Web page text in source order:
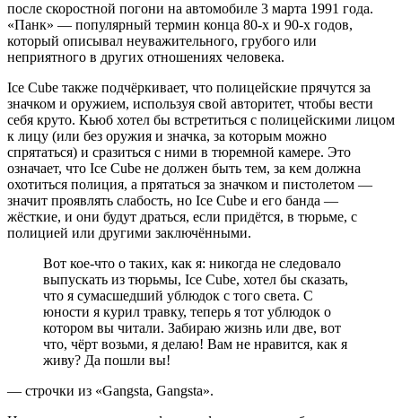
после скоростной погони на автомобиле 3 марта 1991 года.
«Панк» — популярный термин конца 80-х и 90-х годов,
который описывал неуважительного, грубого или
неприятного в других отношениях человека.
Ice Cube также подчёркивает, что полицейские прячутся за
значком и оружием, используя свой авторитет, чтобы вести
себя круто. Кьюб хотел бы встретиться с полицейскими лицом
к лицу (или без оружия и значка, за которым можно
спрятаться) и сразиться с ними в тюремной камере. Это
означает, что Ice Cube не должен быть тем, за кем должна
охотиться полиция, а прятаться за значком и пистолетом —
значит проявлять слабость, но Ice Cube и его банда —
жёсткие, и они будут драться, если придётся, в тюрьме, с
полицией или другими заключёнными.
Вот кое-что о таких, как я: никогда не следовало
выпускать из тюрьмы, Ice Cube, хотел бы сказать,
что я сумасшедший ублюдок с того света. С
юности я курил травку, теперь я тот ублюдок о
котором вы читали. Забираю жизнь или две, вот
что, чёрт возьми, я делаю! Вам не нравится, как я
живу? Да пошли вы!
— строчки из «Gangsta, Gangsta».